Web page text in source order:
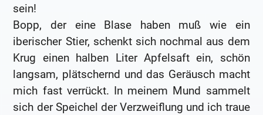
sein!
Bopp, der eine Blase haben muß wie ein
iberischer Stier, schenkt sich nochmal aus dem
Krug einen halben Liter Apfelsaft ein, schön
langsam, plätschernd und das Geräusch macht
mich fast verrückt. In meinem Mund sammelt
sich der Speichel der Verzweiflung und ich traue